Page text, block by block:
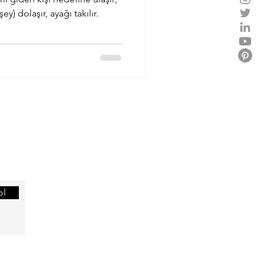
ise eteğine (bir şey) dolaşır, ayağı takılır.